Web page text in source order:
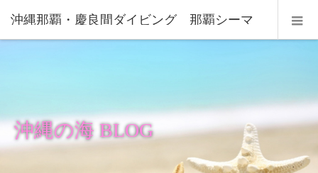
沖縄那覇・慶良間ダイビング 那覇シーマ
沖縄の海 BLOG